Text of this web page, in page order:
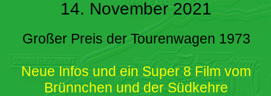
14. November 2021
Großer Preis der Tourenwagen 1973
Neue Infos und ein Super 8 Film vom
Brünnchen und der Südkehre